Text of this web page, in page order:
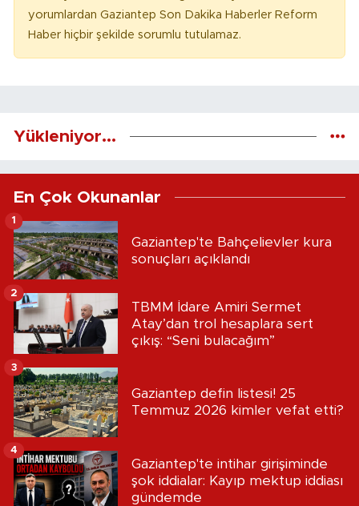
yorumlardan Gaziantep Son Dakika Haberler Reform
Haber hiçbir şekilde sorumlu tutulamaz.
Yükleniyor...
En Çok Okunanlar
Gaziantep'te Bahçelievler kura
sonuçları açıklandı
1
TBMM İdare Amiri Sermet
Atay’dan trol hesaplara sert
çıkış: “Seni bulacağım”
2
Gaziantep defin listesi! 25
Temmuz 2026 kimler vefat etti?
3
Gaziantep'te intihar girişiminde
şok iddialar: Kayıp mektup iddiası
gündemde
4